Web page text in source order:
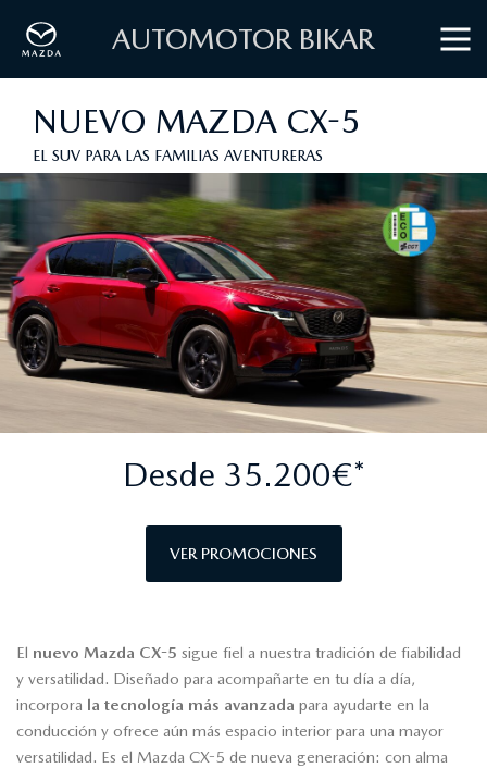
AUTOMOTOR BIKAR
NUEVO MAZDA CX-5
EL SUV PARA LAS FAMILIAS AVENTURERAS
Desde 35.200€*
VER PROMOCIONES
El nuevo Mazda CX-5 sigue fiel a nuestra tradición de fiabilidad
y versatilidad. Diseñado para acompañarte en tu día a día,
incorpora la tecnología más avanzada para ayudarte en la
conducción y ofrece aún más espacio interior para una mayor
versatilidad. Es el Mazda CX-5 de nueva generación: con alma